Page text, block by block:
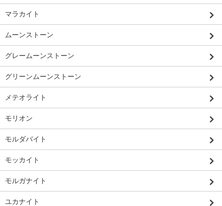
マラカイト
ムーンストーン
グレームーンストーン
グリーンムーンストーン
メテオライト
モリオン
モルダバイト
モッカイト
モルガナイト
ユカナイト